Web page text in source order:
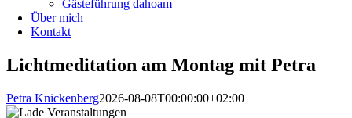
Gästeführung dahoam
Über mich
Kontakt
Lichtmeditation am Montag mit Petra
Petra Knickenberg2026-08-08T00:00:00+02:00